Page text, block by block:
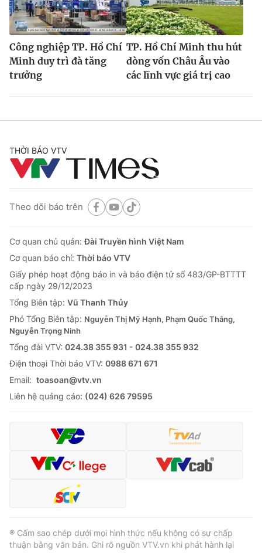
Công nghiệp TP. Hồ Chí
Minh duy trì đà tăng
trưởng
TP. Hồ Chí Minh thu hút
dòng vốn Châu Âu vào
các lĩnh vực giá trị cao
THỜI BÁO VTV
Theo dõi báo trên
Cơ quan chủ quản:Đài Truyền hình Việt Nam
Cơ quan báo chí: Thời báo VTV
Giấy phép hoạt động báo in và báo điện tử số 483/GP-BTTTT
cấp ngày 29/12/2023
Tổng Biên tập: Vũ Thanh Thủy
Phó Tổng Biên tập: Nguyễn Thị Mỹ Hạnh, Phạm Quốc Thắng,
Nguyễn Trọng Ninh
Tổng đài VTV: 024.38 355 931 - 024.38 355 932
Ðiện thoại Thời báo VTV: 0988 671 671
Email: toasoan@vtv.vn
Liên hệ quảng cáo: (024) 626 79595
® Cấm sao chép dưới mọi hình thức nếu không có sự chấp
thuận bằng văn bản. Ghi rõ nguồn VTV.vn khi phát hành lại